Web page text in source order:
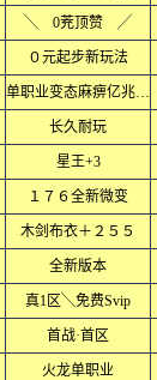
╲ 0茺顶赞 ╱
０元起步新玩法
单职业变态麻痹亿兆爆率
长久耐玩
星王+3
１７６全新微变
木剑布衣＋２５５
全新版本
真1区╲免费Svip
首战·首区
火龙单职业